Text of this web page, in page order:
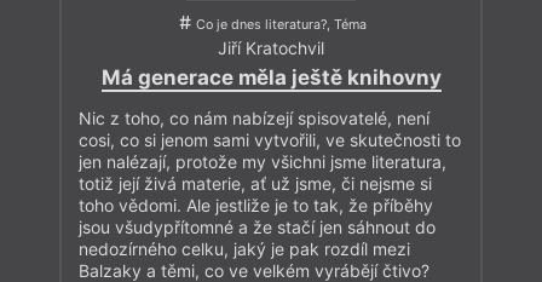
Co je dnes literatura?, Téma
Jiří Kratochvil
Má generace měla ještě knihovny
Nic z toho, co nám nabízejí spisovatelé, není
cosi, co si jenom sami vytvořili, ve skutečnosti to
jen nalézají, protože my všichni jsme literatura,
totiž její živá materie, ať už jsme, či nejsme si
toho vědomi. Ale jestliže je to tak, že příběhy
jsou všudypřítomné a že stačí jen sáhnout do
nedozírného celku, jaký je pak rozdíl mezi
Balzaky a těmi, co ve velkém vyrábějí čtivo?